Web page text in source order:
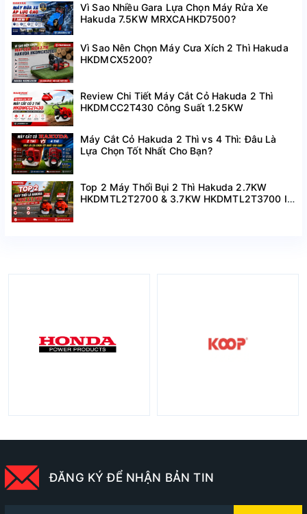
Vì Sao Nhiều Gara Lựa Chọn Máy Rửa Xe
Hakuda 7.5KW MRXCAHKD7500?
Vì Sao Nên Chọn Máy Cưa Xích 2 Thì Hakuda
HKDMCX5200?
Review Chi Tiết Máy Cắt Cỏ Hakuda 2 Thì
HKDMCC2T430 Công Suất 1.25KW
Máy Cắt Cỏ Hakuda 2 Thì vs 4 Thì: Đâu Là
Lựa Chọn Tốt Nhất Cho Bạn?
Top 2 Máy Thổi Bụi 2 Thì Hakuda 2.7KW
HKDMTL2T2700 & 3.7KW HKDMTL2T3700 I
ĐĂNG KÝ ĐỂ NHẬN BẢN TIN